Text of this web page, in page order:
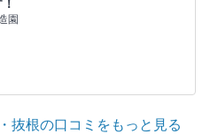
園
抜根の口コミをもっと見る